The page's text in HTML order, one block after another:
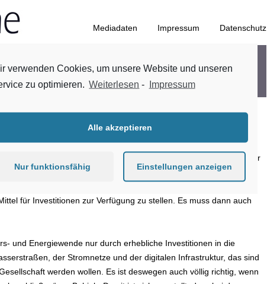
Mediadaten Impressum Datenschutz
wir bei den Planungs- und Genehmigungsverfahren schneller
weiteren Anlauf nimmt, um die Umsetzung von
Hauptgeschäftsführer der BAUINDUSTRIE, zum neuen Entwurf
für Investitionen zur Verfügung zu stellen. Es muss dann auch
und Energiewende nur durch erhebliche Investitionen in die
der Stromnetze und der digitalen Infrastruktur, das sind
werden wollen. Es ist deswegen auch völlig richtig, wenn
verwenden Cookies, um unsere Website und unseren
zu optimieren. Weiterlesen - Impressum
Alle akzeptieren
Nur funktionsfähig Einstellungen anzeigen